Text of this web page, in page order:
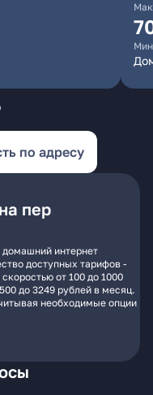
по адресу
пер
интернет
доступных тарифов -
от 100 до 1000
до 3249 рублей в месяц.
необходимые опции